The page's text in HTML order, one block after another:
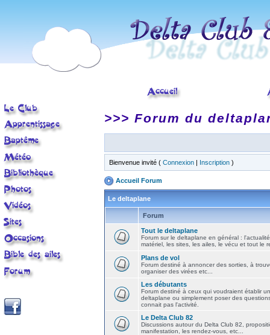
>>> Forum du
Bienvenue invité ( Connexion | Inscription )
Accueil Forum
Le deltaplane
Forum
Tout le deltaplane
Forum sur le deltaplane en général :
matériel, les sites, les ailes, le vécu et tout le
Plans de vol
Forum destiné à annoncer des sorties, à
organiser des virées etc...
Les débutants
Forum destiné à ceux qui voudraient établir
deltaplane ou simplement poser des
connait pas l'activité.
Le Delta Club 82
Discussions autour du Delta Club 82,
manifestation, les rendez-vous, etc...